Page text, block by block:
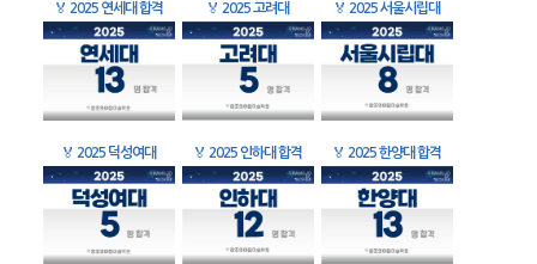
🏅 2025 연세대 합격 🏅 2025 고려대 🏅 2025 서울시립대
🏅 2025 덕성여대 🏅 2025 인하대 합격 🏅 2025 한양대 합격